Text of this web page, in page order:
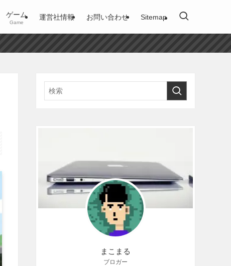
ゲーム
Game
運営社情報 お問い合わせ Sitemap
まこまる
ブロガー